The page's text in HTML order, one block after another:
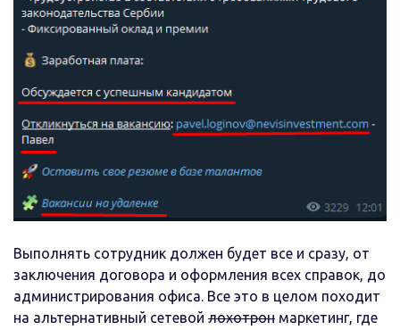
Выполнять сотрудник должен будет все и сразу, от
заключения договора и оформления всех справок, до
администрирования офиса. Все это в целом походит
на альтернативный сетевой лохотрон маркетинг, где